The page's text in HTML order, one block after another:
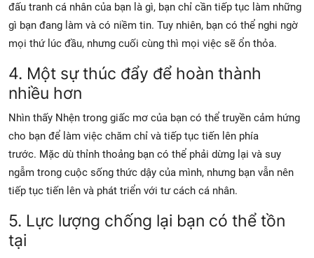
đấu tranh cá nhân của bạn là gì, bạn chỉ cần tiếp tục làm những
gì bạn đang làm và có niềm tin. Tuy nhiên, bạn có thể nghi ngờ
mọi thứ lúc đầu, nhưng cuối cùng thì mọi việc sẽ ổn thỏa.
4. Một sự thúc đẩy để hoàn thành
nhiều hơn
Nhìn thấy Nhện trong giấc mơ của bạn có thể truyền cảm hứng
cho bạn để làm việc chăm chỉ và tiếp tục tiến lên phía
trước. Mặc dù thỉnh thoảng bạn có thể phải dừng lại và suy
ngẫm trong cuộc sống thức dậy của mình, nhưng bạn vẫn nên
tiếp tục tiến lên và phát triển với tư cách cá nhân.
5. Lực lượng chống lại bạn có thể tồn
tại